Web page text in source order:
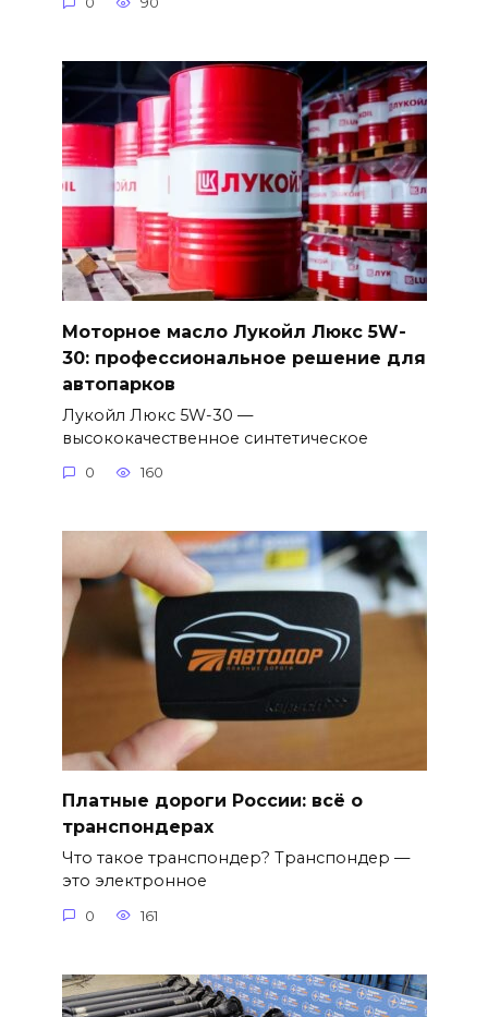
Моторное масло Лукойл Люкс 5W-
30: профессиональное решение для
автопарков
Лукойл Люкс 5W-30 —
высококачественное синтетическое
0 160
Платные дороги России: всё о
транспондерах
Что такое транспондер? Транспондер —
это электронное
0 161